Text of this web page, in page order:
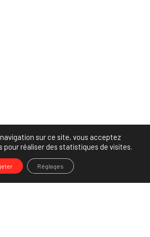
sur ce site, vous acceptez
pour réaliser des statistiques de visites.
Réglages